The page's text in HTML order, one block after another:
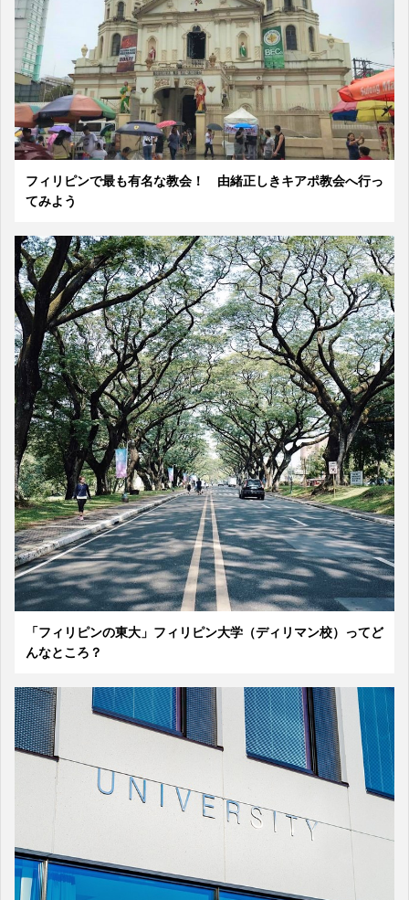
フィリピンで最も有名な教会！ 由緒正しきキアポ教会へ行っ
てみよう
「フィリピンの東大」フィリピン大学（ディリマン校）ってど
んなところ？